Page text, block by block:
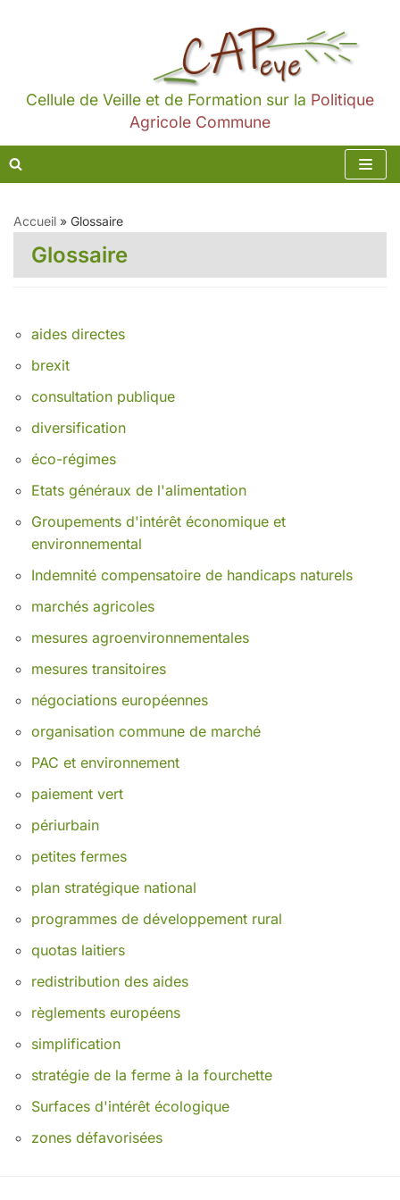
contenu
Cellule de Veille et de Formation sur la Politique
Agricole Commune
Accueil » Glossaire
Glossaire
aides directes
brexit
consultation publique
diversification
éco-régimes
Etats généraux de l'alimentation
Groupements d'intérêt économique et
environnemental
Indemnité compensatoire de handicaps naturels
marchés agricoles
mesures agroenvironnementales
mesures transitoires
négociations européennes
organisation commune de marché
PAC et environnement
paiement vert
périurbain
petites fermes
plan stratégique national
programmes de développement rural
quotas laitiers
redistribution des aides
règlements européens
simplification
stratégie de la ferme à la fourchette
Surfaces d'intérêt écologique
zones défavorisées